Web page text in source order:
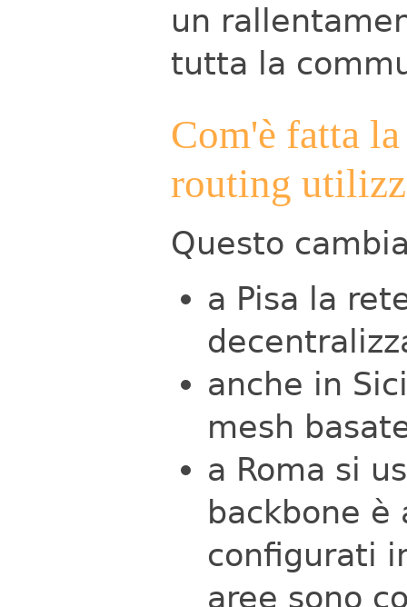
un
tutta la
Com'è fatta
routing
Questo
a Pisa la
anche in
mesh
a Roma si
backbone è
configurati
aree sono